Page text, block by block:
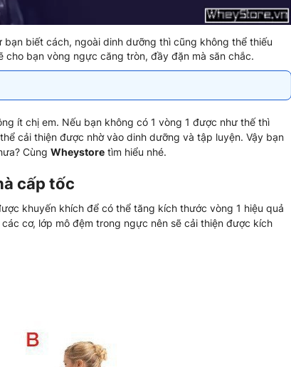
biết cách, ngoài dinh dưỡng thì cũng không thể thiếu
cho bạn vòng ngực căng tròn, đầy đặn mà săn chắc.
ít chị em. Nếu bạn không có 1 vòng 1 được như thế thì
cải thiện được nhờ vào dinh dưỡng và tập luyện. Vậy bạn
Cùng Wheystore tìm hiểu nhé.
cấp tốc
khuyến khích để có thể tăng kích thước vòng 1 hiệu quả
cơ, lớp mô đệm trong ngực nên sẽ cải thiện được kích